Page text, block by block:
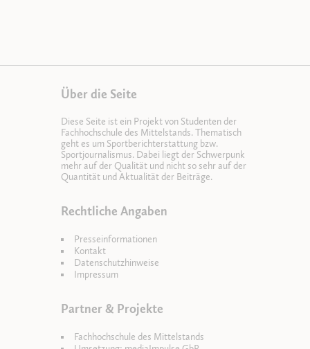
Über die Seite
Diese Seite ist ein Projekt von Studenten der
Fachhochschule des Mittelstands. Thematisch
geht es um Sportberichterstattung bzw.
Sportjournalismus. Dabei liegt der Schwerpunk
mehr auf der Qualität und nicht so sehr auf der
Quantität und Aktualität der Beiträge.
Rechtliche Angaben
Presseinformationen
Kontakt
Datenschutzhinweise
Impressum
Partner & Projekte
Fachhochschule des Mittelstands